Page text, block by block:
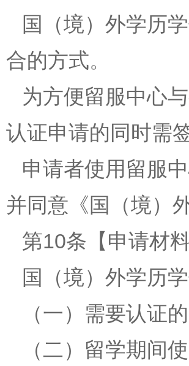
国（境）外学历
合的方式。
为方便留服中心
认证申请的同时需
申请者使用留服
并同意《国（境）
第10条【申请材料
国（境）外学历
（一）需要认证
（二）留学期间